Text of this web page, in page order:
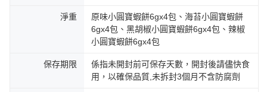
淨重
原味小圓寶蝦餅6gx4包、海苔小圓寶蝦餅
6gx4包、黑胡椒小圓寶蝦餅6gx4包、辣椒
小圓寶蝦餅6gx4包
保存期限
係指未開封前可保存天數，開封後請儘快食
用，以確保品質,未拆封3個月不含防腐劑